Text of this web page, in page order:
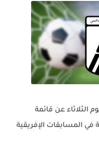
الثلاثاء عن قائمة
في المسابقات الإفريقية